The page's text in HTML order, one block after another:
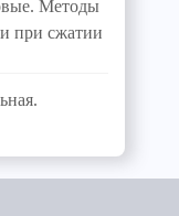
Методы
при сжатии